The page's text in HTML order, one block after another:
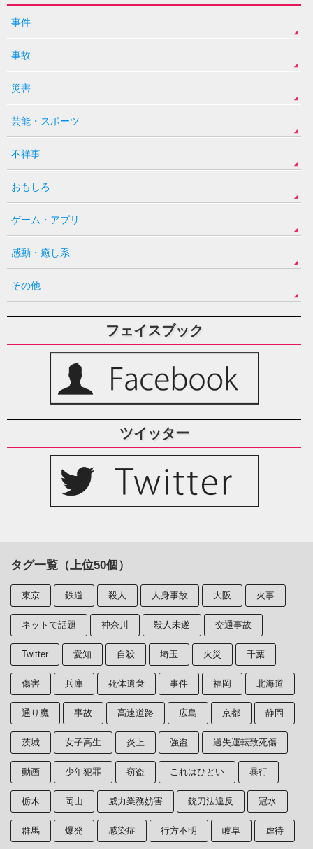
事件
事故
災害
芸能・スポーツ
不祥事
おもしろ
ゲーム・アプリ
感動・癒し系
その他
フェイスブック
ツイッター
タグ一覧（上位50個）
東京 鉄道 殺人 人身事故 大阪 火事
ネットで話題 神奈川 殺人未遂 交通事故
Twitter 愛知 自殺 埼玉 火災 千葉
傷害 兵庫 死体遺棄 事件 福岡 北海道
通り魔 事故 高速道路 広島 京都 静岡
茨城 女子高生 炎上 強盗 過失運転致死傷
動画 少年犯罪 窃盗 これはひどい 暴行
栃木 岡山 威力業務妨害 銃刀法違反 冠水
群馬 爆発 感染症 行方不明 岐阜 虐待